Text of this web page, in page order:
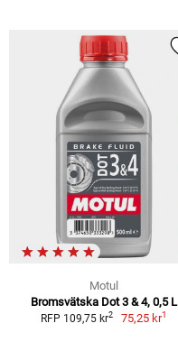
Motul
Bromsvätska Dot 3 & 4, 0,5 L
RFP 109,75 kr2 75,25 kr1